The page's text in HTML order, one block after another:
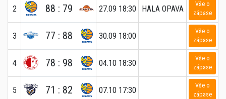
2 88 : 79 27.09 18:30 HALA OPAVA
Vše o
zápase
3 77 : 88 30.09 18:00
Vše o
zápase
4 78 : 98 04.10 18:30
Vše o
zápase
5 71 : 82 07.10 17:30
Vše o
zápase